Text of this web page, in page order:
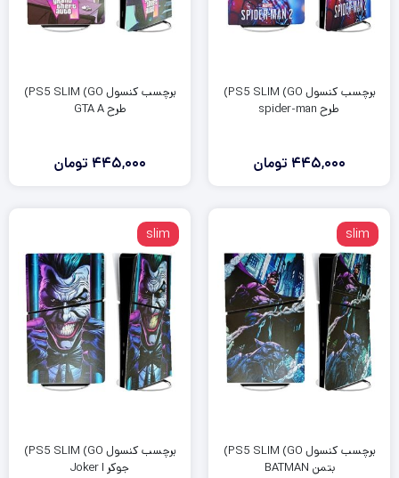
برچسب کنسول PS5 SLIM (GO)
طرح spider-man
445,000 تومان
برچسب کنسول PS5 SLIM (GO)
طرح GTA A
445,000 تومان
slim
برچسب کنسول PS5 SLIM (GO)
بتمن BATMAN
slim
برچسب کنسول PS5 SLIM (GO)
جوکر Joker I